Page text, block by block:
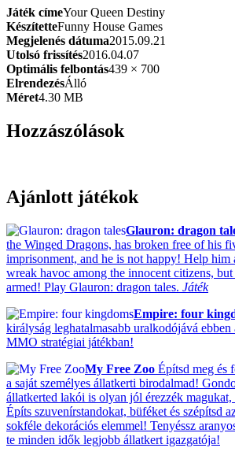
Játék címeYour Queen Destiny
KészítetteFunny House Games
Megjelenés dátuma2015.09.21
Utolsó frissítés2016.04.07
Optimális felbontás439 × 700
ElrendezésÁlló
Méret4.30 MB
Hozzászólások
Ajánlott játékok
Glauron: dragon
the Winged Dragons, has broken free of his
imprisonment, and he is not happy! Help him
wreak havoc among the innocent citizens,
armed! Play Glauron: dragon tales. Játék
Empire: four
királyság leghatalmasabb uralkodójává
MMO stratégiai játékban!
My Free Zoo Építsd meg és
a saját személyes állatkerti birodalmad!
állatkerted lakói is olyan jól érezzék
Építs szuvenírstandokat, büféket és szépítsd
sokféle dekorációs elemmel! Tenyéssz
te minden idők legjobb állatkert igazgatója!